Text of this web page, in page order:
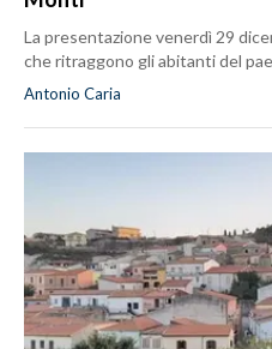
La presentazione venerdì 29
che ritraggono gli abitanti del
Antonio Caria